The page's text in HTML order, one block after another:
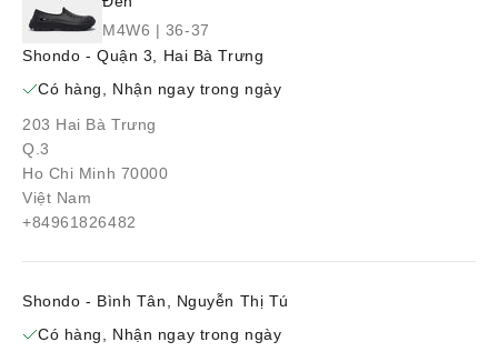
M4W6 | 36-37
Shondo - Quận 3, Hai Bà Trưng
Có hàng, Nhận ngay trong ngày
203 Hai Bà Trưng
Q.3
Ho Chi Minh 70000
Việt Nam
+84961826482
Shondo - Bình Tân, Nguyễn Thị Tú
Có hàng, Nhận ngay trong ngày